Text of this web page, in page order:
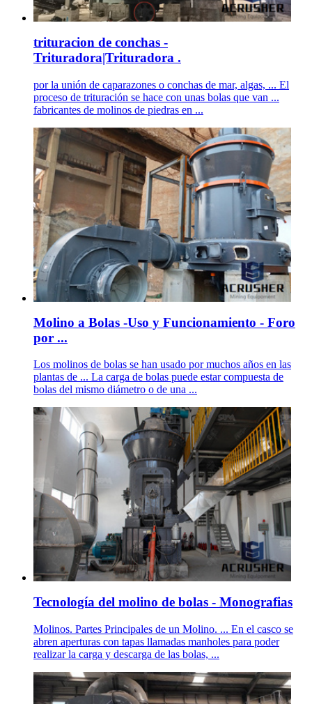
trituracion de conchas -
Trituradora|Trituradora .
por la unión de caparazones o conchas de mar, algas, ... El
proceso de trituración se hace con unas bolas que van ...
fabricantes de molinos de piedras en ...
Molino a Bolas -Uso y Funcionamiento - Foro
por ...
Los molinos de bolas se han usado por muchos años en las
plantas de ... La carga de bolas puede estar compuesta de
bolas del mismo diámetro o de una ...
Tecnología del molino de bolas - Monografias
Molinos. Partes Principales de un Molino. ... En el casco se
abren aperturas con tapas llamadas manholes para poder
realizar la carga y descarga de las bolas, ...